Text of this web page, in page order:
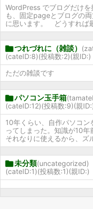
WordPress でブログだけ
も、固定pageとブログの
に思います。 どうすれば
つれづれに（雑談）
(cateID:8)(投稿数:2)(親ID:)
ただの雑談です
パソコン玉手箱
(cateID:12)(投稿数:9)(親
10年くらい、自作パソコ
ってしまった。知識が10
それなりに使えるから、ズ
未分類(uncategorized)
(cateID:1)(投稿数:1)(親ID:)